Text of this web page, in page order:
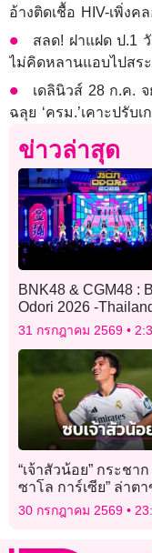
อ้างติดเชื้อ HIV-เพิ่งค
สลด! ฝาแฝด ป.1
ไม่คิดหลานแอบไปสร
เดลินิวส์ 28 ก.ค.
ฉลุย ‘ครม.’เคาะปรับ
ข่าวล่าสุด
BNK48 & CGM48 :
Odori 2026 -
31 กรกฎาคม 2569
“เจ้าสัวน้อย” กระชา
ซาโล การ์เซีย” ล่าต
30 กรกฎาคม 2569